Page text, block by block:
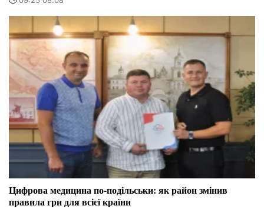
Цифрова медицина по-подільськи: як район змінив
правила гри для всієї країни